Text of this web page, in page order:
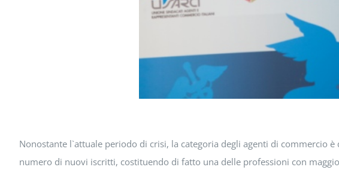
Nonostante l`attuale periodo di crisi, la categoria degli agenti di commercio
numero di nuovi iscritti, costituendo di fatto una delle professioni con